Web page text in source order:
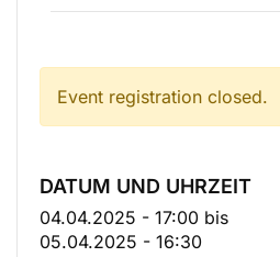
Event registration closed.
DATUM UND UHRZEIT
04.04.2025 - 17:00 bis
05.04.2025 - 16:30